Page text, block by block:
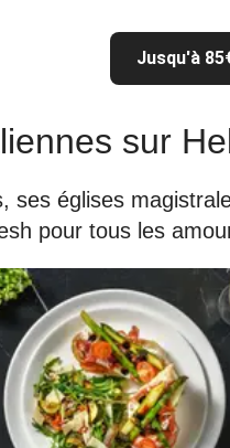
Jusqu'à
sur
ses églises
pour tous les